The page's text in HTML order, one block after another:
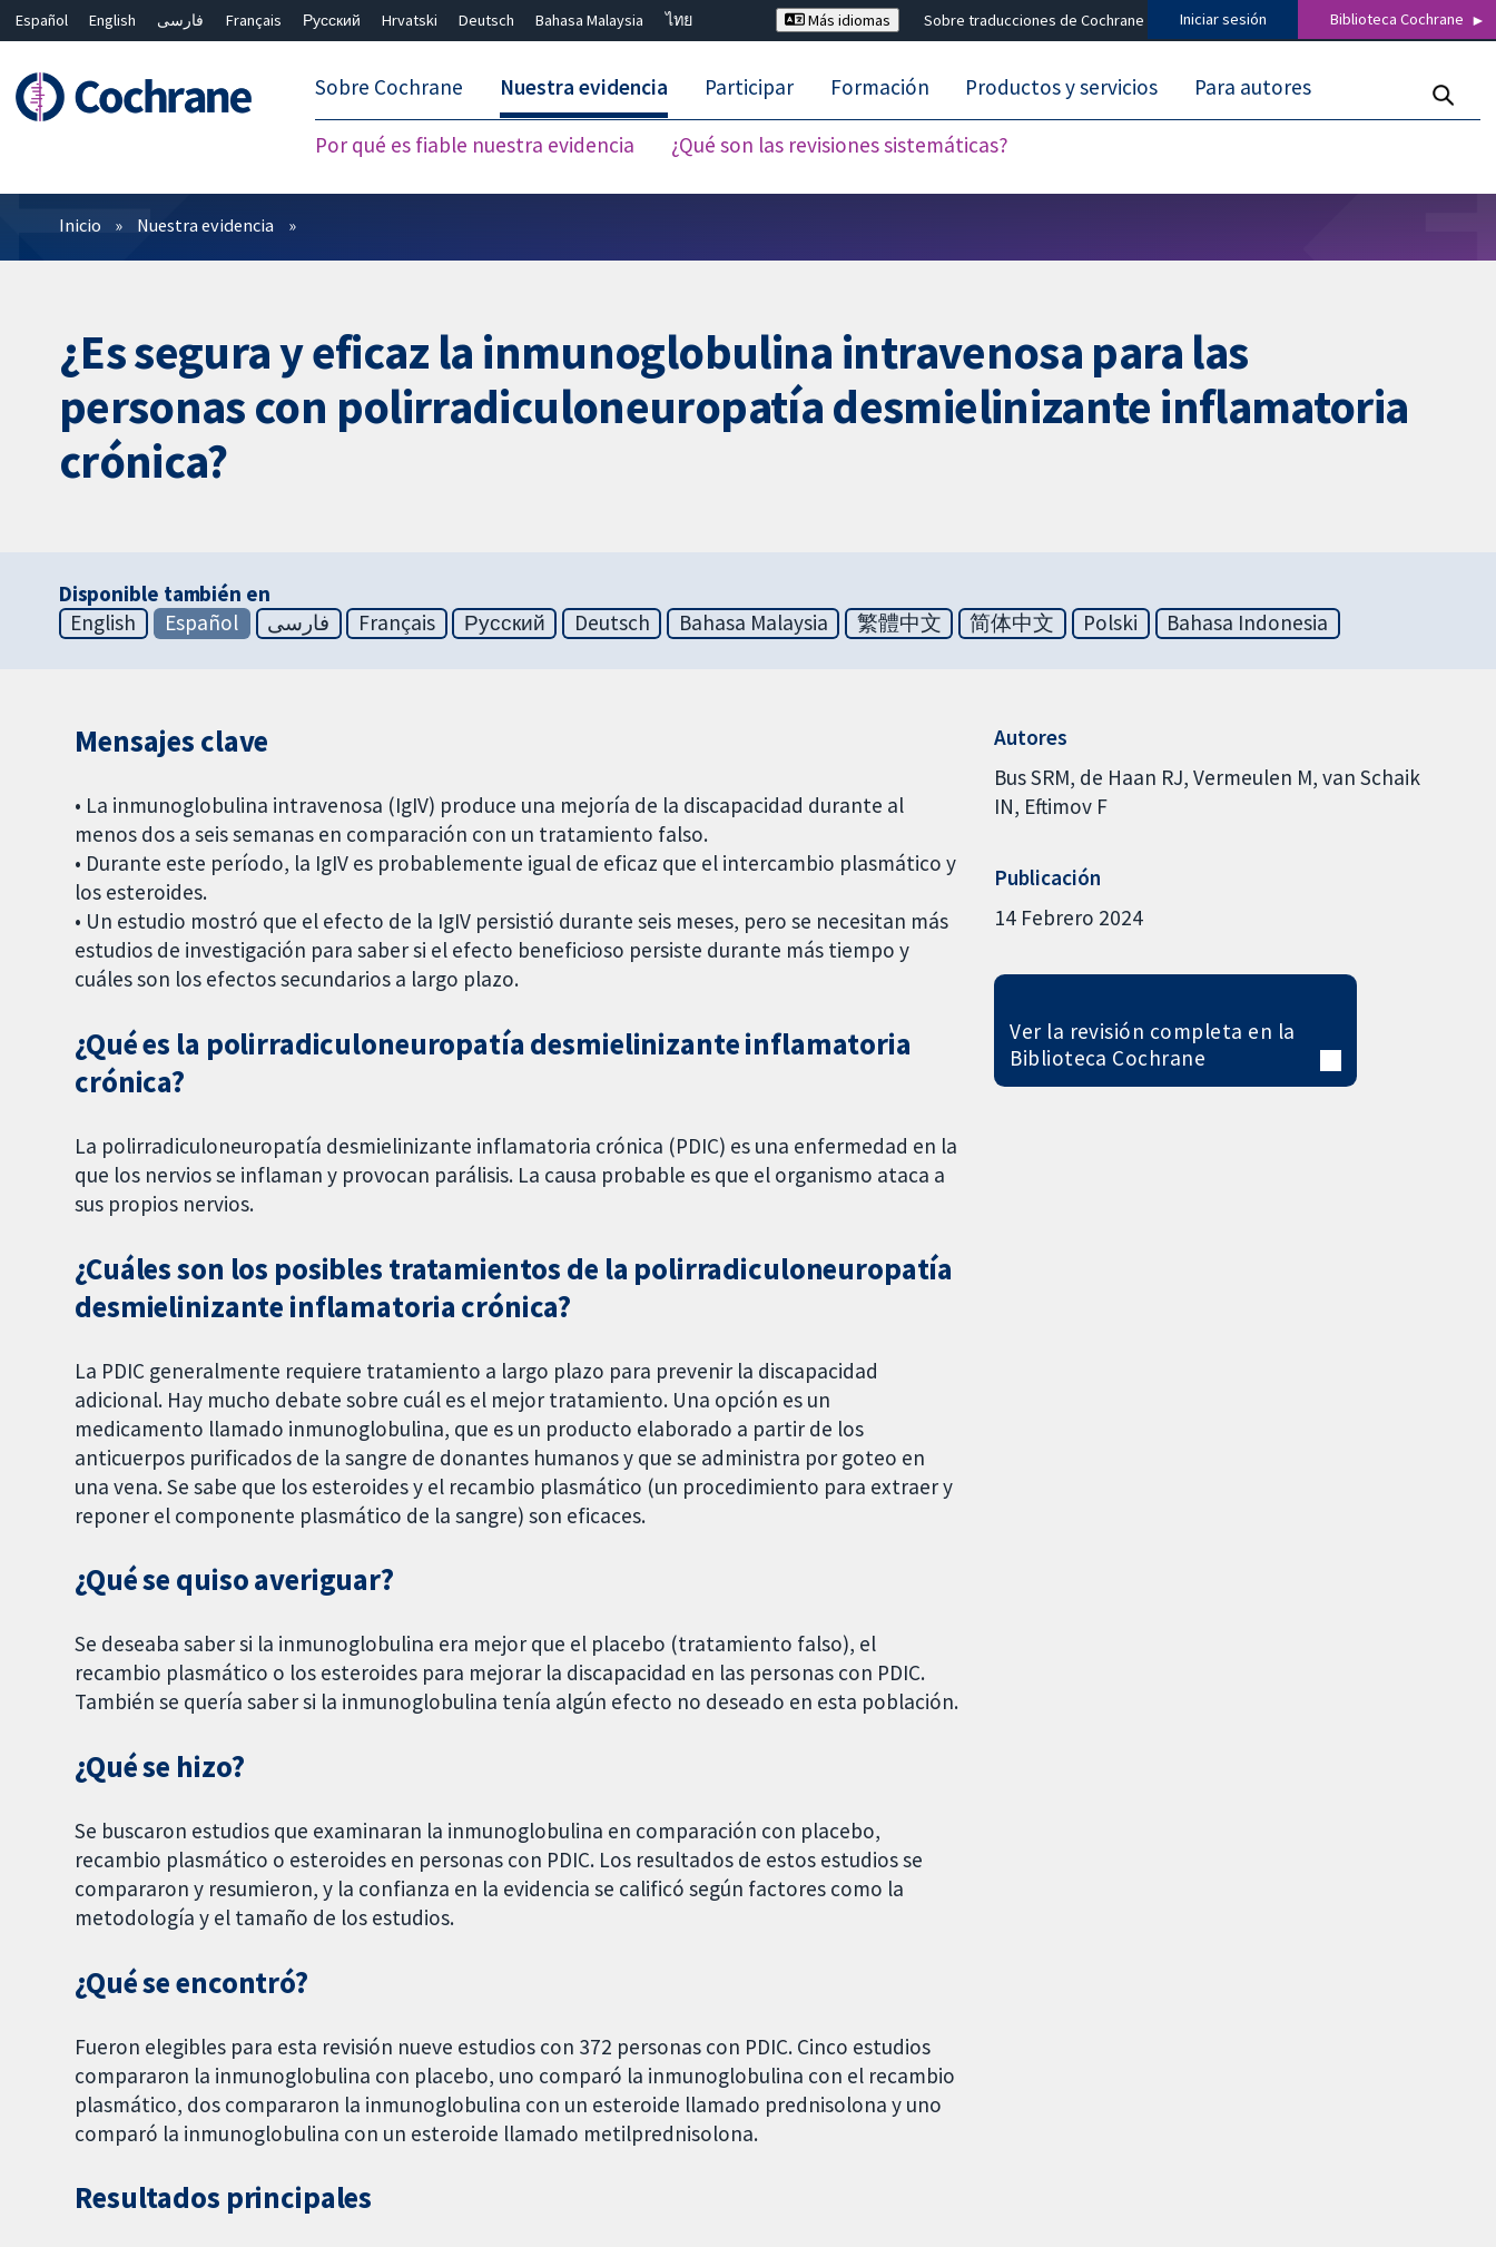
Español English فارسی Français Русский Hrvatski Deutsch Bahasa Malaysia
ไทย
Más idiomas Sobre traducciones de Cochrane Iniciar sesión Biblioteca Cochrane
Sobre Cochrane Nuestra evidencia
Por qué es fiable nuestra evidencia ¿Qué son las revisiones sistemáticas?
Participar Formación Productos y servicios Para autores
Filtros
Inicio Nuestra evidencia
¿Es segura y eficaz la inmunoglobulina intravenosa para las
personas con polirradiculoneuropatía desmielinizante inflamatoria
crónica?
Disponible también en
English
Español فارسی Français Русский Deutsch Bahasa Malaysia 繁體中文 简体中文 Polski Bahasa Indonesia
Mensajes clave
• La inmunoglobulina intravenosa (IgIV) produce una mejoría de la discapacidad durante al
menos dos a seis semanas en comparación con un tratamiento falso.
• Durante este período, la IgIV es probablemente igual de eficaz que el intercambio plasmático y
los esteroides.
• Un estudio mostró que el efecto de la IgIV persistió durante seis meses, pero se necesitan más
estudios de investigación para saber si el efecto beneficioso persiste durante más tiempo y
cuáles son los efectos secundarios a largo plazo.
¿Qué es la polirradiculoneuropatía desmielinizante inflamatoria
crónica?
La polirradiculoneuropatía desmielinizante inflamatoria crónica (PDIC) es una enfermedad en la
que los nervios se inflaman y provocan parálisis. La causa probable es que el organismo ataca a
sus propios nervios.
¿Cuáles son los posibles tratamientos de la polirradiculoneuropatía
desmielinizante inflamatoria crónica?
La PDIC generalmente requiere tratamiento a largo plazo para prevenir la discapacidad
adicional. Hay mucho debate sobre cuál es el mejor tratamiento. Una opción es un
medicamento llamado inmunoglobulina, que es un producto elaborado a partir de los
anticuerpos purificados de la sangre de donantes humanos y que se administra por goteo en
una vena. Se sabe que los esteroides y el recambio plasmático (un procedimiento para extraer y
reponer el componente plasmático de la sangre) son eficaces.
¿Qué se quiso averiguar?
Se deseaba saber si la inmunoglobulina era mejor que el placebo (tratamiento falso), el
recambio plasmático o los esteroides para mejorar la discapacidad en las personas con PDIC.
También se quería saber si la inmunoglobulina tenía algún efecto no deseado en esta población.
¿Qué se hizo?
Se buscaron estudios que examinaran la inmunoglobulina en comparación con placebo,
recambio plasmático o esteroides en personas con PDIC. Los resultados de estos estudios se
compararon y resumieron, y la confianza en la evidencia se calificó según factores como la
metodología y el tamaño de los estudios.
¿Qué se encontró?
Fueron elegibles para esta revisión nueve estudios con 372 personas con PDIC. Cinco estudios
compararon la inmunoglobulina con placebo, uno comparó la inmunoglobulina con el recambio
plasmático, dos compararon la inmunoglobulina con un esteroide llamado prednisolona y uno
comparó la inmunoglobulina con un esteroide llamado metilprednisolona.
Resultados principales
Autores
Bus SRM de Haan RJ Vermeulen M van Schaik
IN Eftimov F
Publicación
14 Febrero 2024
Ver la revisión completa en la
Biblioteca Cochrane